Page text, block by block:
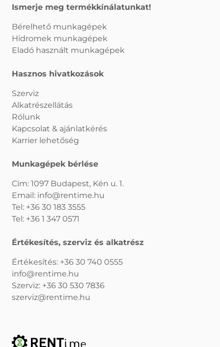
Ismerje meg termékkínálatunkat!
Bérelhető munkagépek
Hidromek munkagépek
Eladó használt munkagépek
Hasznos hivatkozások
Szerviz
Alkatrészellátás
Rólunk
Kapcsolat & ajánlatkérés
Karrier lehetőség
Munkagépek bérlése
Cím: 1097 Budapest, Kén u. 1.
Email: info@rentime.hu
Tel: +36 30 183 3555
Tel: +36 1 347 0571
Értékesítés, szerviz és alkatrész
Értékesítés: +36 30 740 0555
info@rentime.hu
Szerviz: +36 30 530 7836
szerviz@rentime.hu